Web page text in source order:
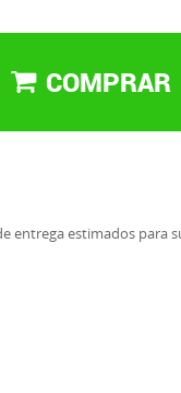
COMPRAR
entrega estimados para